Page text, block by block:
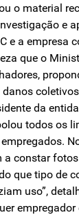
o material
e
e a empresa
que o
da
todos os
a constar
que tipo de
uso”,